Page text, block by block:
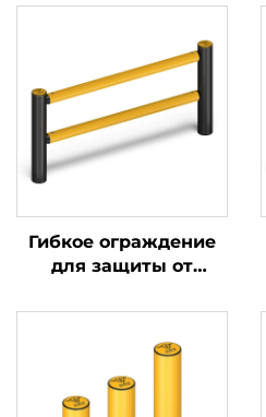
Гибкое ограждение
для защиты от